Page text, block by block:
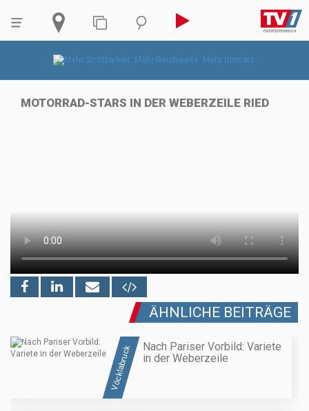
MOTORRAD-STARS IN DER WEBERZEILE RIED
ÄHNLICHE BEITRÄGE
Vöcklabruck
Nach Pariser Vorbild: Variete
in der Weberzeile